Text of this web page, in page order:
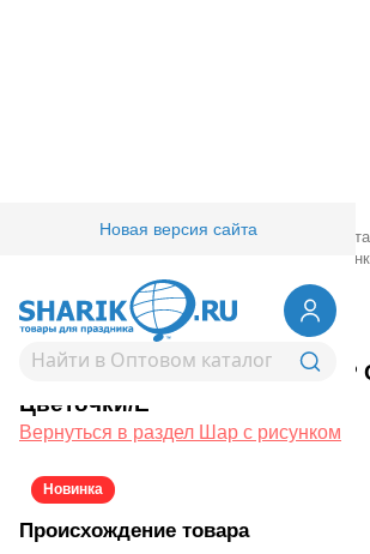
Новая версия сайта
Товары для праздника/ Оптовый
Шар с
С ДР Сердечки Цветочки/E
1103-3327Шар 12" с рис С ДР
Цветочки/E
Вернуться в раздел Шар с рисунком
Новинка
Происхождение товара